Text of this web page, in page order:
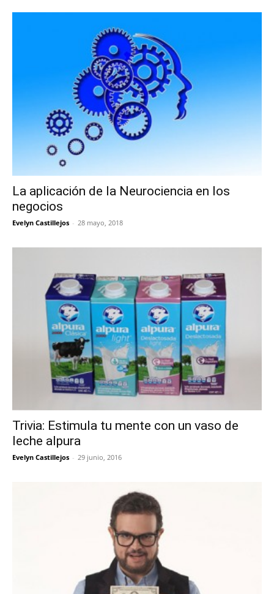
La aplicación de la Neurociencia en los
negocios
Evelyn Castillejos - 28 mayo, 2018
Trivia: Estimula tu mente con un vaso de
leche alpura
Evelyn Castillejos - 29 junio, 2016